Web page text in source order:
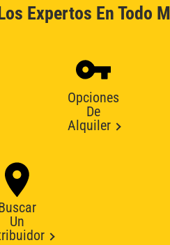
Expertos En Todo
Opciones
De
Alquiler
Un